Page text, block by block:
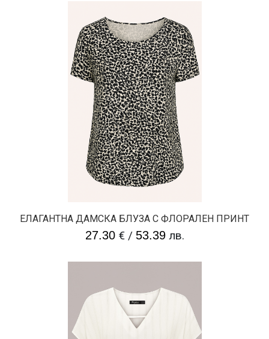
ЕЛАГАНТНА ДАМСКА БЛУЗА С ФЛОРАЛЕН ПРИНТ
27.30€/ 53.39лв.